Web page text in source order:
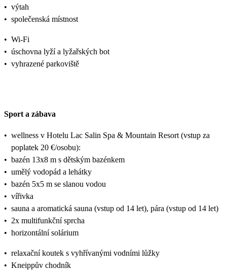
• výtah
• společenská místnost
• Wi-Fi
• úschovna lyží a lyžařských bot
• vyhrazené parkoviště
Sport a zábava
• wellness v Hotelu Lac Salin Spa & Mountain Resort (vstup za
poplatek 20 €/osobu):
• bazén 13x8 m s dětským bazénkem
• umělý vodopád a lehátky
• bazén 5x5 m se slanou vodou
• vířivka
• sauna a aromatická sauna (vstup od 14 let), pára (vstup od 14 let)
• 2x multifunkční sprcha
• horizontální solárium
• relaxační koutek s vyhřívanými vodními lůžky
• Kneippův chodník